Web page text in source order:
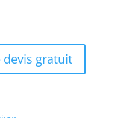
devis gratuit